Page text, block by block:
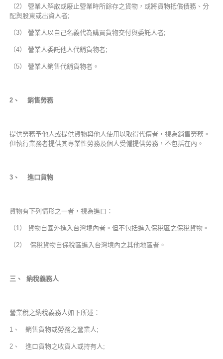
（2） 營業人解散或廢止營業時所餘存之貨物，或將貨物抵償債務、分
配與股東或出資人者;
（3） 營業人以自己名義代為購買貨物交付與委託人者;
（4） 營業人委託他人代銷貨物者;
（5） 營業人銷售代銷貨物者。
2 、 銷售勞務
提供勞務予他人或提供貨物與他人使用以取得代價者，視為銷售勞務。
但執行業務者提供其專業性勞務及個人受僱提供勞務，不包括在內。
3 、 進口貨物
貨物有下列情形之一者，視為進口：
（1） 貨物自國外進入台灣境內者。但不包括進入保稅區之保稅貨物。
（2） 保稅貨物自保稅區進入台灣境內之其他地區者。
三、 納稅義務人
營業稅之納稅義務人如下所述：
1、 銷售貨物或勞務之營業人;
2、 進口貨物之收貨人或持有人;